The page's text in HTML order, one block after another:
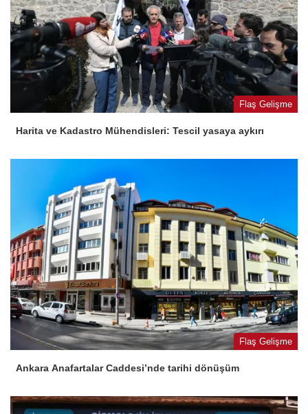
Flaş Gelişme
Harita ve Kadastro Mühendisleri: Tescil yasaya aykırı
Flaş Gelişme
Ankara Anafartalar Caddesi’nde tarihi dönüşüm